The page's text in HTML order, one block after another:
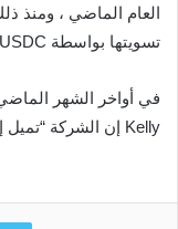
العام الماضي ، ومنذ
تسويتها بواسطة USDC على شبكة الدفع الخاصة بشركة Visa.
Kelly إن الشركة “تميل إلى [الكريبتو] بطريقة كبيرة جدًا جدًا.”